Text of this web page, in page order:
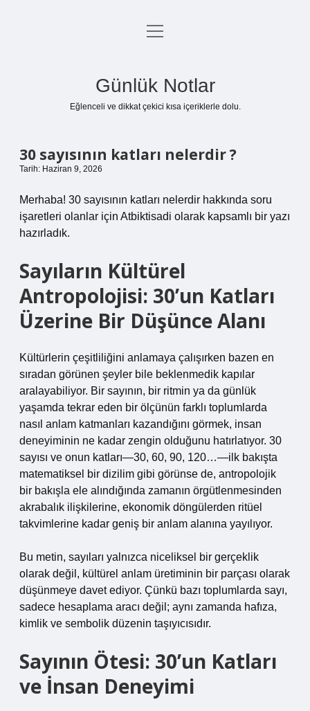
Anasayfa
menüyü
Günlük Notlar
Eğlenceli ve dikkat çekici kısa içeriklerle dolu.
30 sayısının katları nelerdir ?
Tarih: Haziran 9, 2026
Merhaba! 30 sayısının katları nelerdir hakkında soru
işaretleri olanlar için Atbiktisadi olarak kapsamlı bir yazı
hazırladık.
Sayıların Kültürel
Antropolojisi: 30’un Katları
Üzerine Bir Düşünce Alanı
Kültürlerin çeşitliliğini anlamaya çalışırken bazen en
sıradan görünen şeyler bile beklenmedik kapılar
aralayabiliyor. Bir sayının, bir ritmin ya da günlük
yaşamda tekrar eden bir ölçünün farklı toplumlarda
nasıl anlam katmanları kazandığını görmek, insan
deneyiminin ne kadar zengin olduğunu hatırlatıyor. 30
sayısı ve onun katları—30, 60, 90, 120…—ilk bakışta
matematiksel bir dizilim gibi görünse de, antropolojik
bir bakışla ele alındığında zamanın örgütlenmesinden
akrabalık ilişkilerine, ekonomik döngülerden ritüel
takvimlerine kadar geniş bir anlam alanına yayılıyor.
Bu metin, sayıları yalnızca niceliksel bir gerçeklik
olarak değil, kültürel anlam üretiminin bir parçası olarak
düşünmeye davet ediyor. Çünkü bazı toplumlarda sayı,
sadece hesaplama aracı değil; aynı zamanda hafıza,
kimlik ve sembolik düzenin taşıyıcısıdır.
Sayının Ötesi: 30’un Katları
ve İnsan Deneyimi